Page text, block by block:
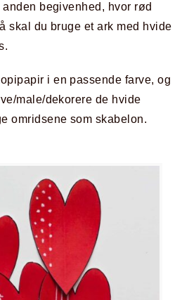
begivenhed, hvor rød
skal du bruge et ark med hvide
i en passende farve, og
male/dekorere de hvide
omridsene som skabelon.